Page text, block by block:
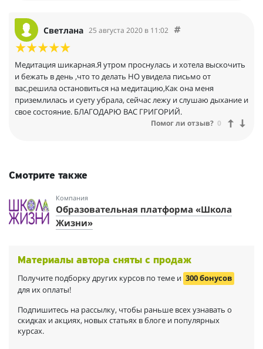
Светлана 25 августа 2020 в 11:02
Медитация шикарная.Я утром проснулась и хотела выскочить
и бежать в день ,что то делать НО увидела письмо от
вас,решила остановиться на медитацию,Как она меня
приземлилась и суету убрала, сейчас лежу и слушаю дыхание и
свое состояние. БЛАГОДАРЮ ВАС ГРИГОРИЙ.
Помог ли отзыв? 0
Смотрите также
Компания
Образовательная платформа «Школа
Жизни»
Материалы автора сняты с продаж
Получите подборку других курсов по теме и 300 бонусов
для их оплаты!
Подпишитесь на рассылку, чтобы раньше всех узнавать о
скидках и акциях, новых статьях в блоге и популярных
курсах.